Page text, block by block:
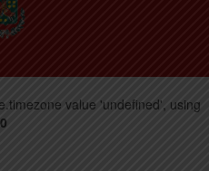
value 'undefined', using
0